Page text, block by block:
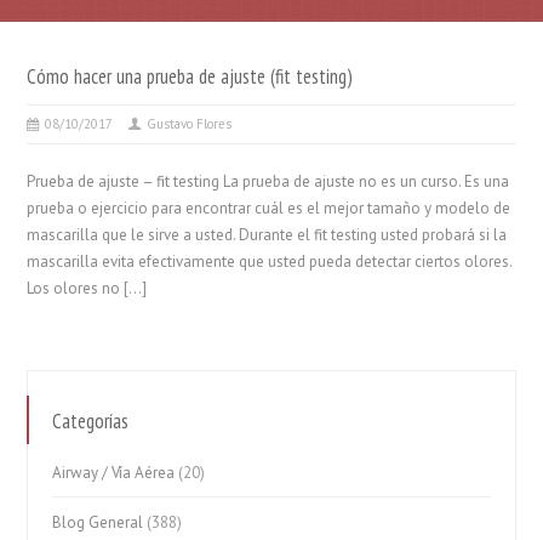
Cómo hacer una prueba de ajuste (fit testing)
08/10/2017 Gustavo Flores
Prueba de ajuste – fit testing La prueba de ajuste no es un curso. Es una
prueba o ejercicio para encontrar cuál es el mejor tamaño y modelo de
mascarilla que le sirve a usted. Durante el fit testing usted probará si la
mascarilla evita efectivamente que usted pueda detectar ciertos olores.
Los olores no […]
Categorías
Airway / Vía Aérea (20)
Blog General (388)